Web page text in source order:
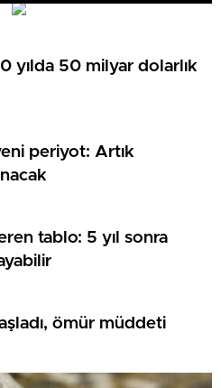
yılda 50 milyar dolarlık
periyot: Artık
tablo: 5 yıl sonra
ömür müddeti